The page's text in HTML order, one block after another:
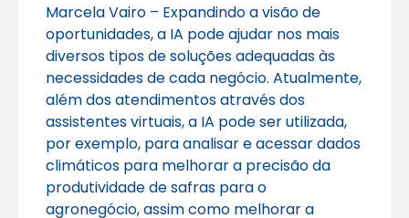
Marcela Vairo – Expandindo a visão de
oportunidades, a IA pode ajudar nos mais
diversos tipos de soluções adequadas às
necessidades de cada negócio. Atualmente,
além dos atendimentos através dos
assistentes virtuais, a IA pode ser utilizada,
por exemplo, para analisar e acessar dados
climáticos para melhorar a precisão da
produtividade de safras para o
agronegócio, assim como melhorar a